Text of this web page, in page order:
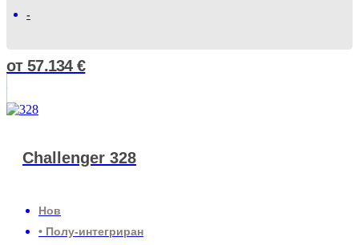
-
от 57.134€
Challenger 328
Нов
• Полу-интегриран